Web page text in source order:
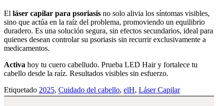
El láser capilar para psoriasis no solo alivia los síntomas visibles,
sino que actúa en la raíz del problema, promoviendo un equilibrio
duradero. Es una solución segura, sin efectos secundarios, ideal para
quienes desean controlar su psoriasis sin recurrir exclusivamente a
medicamentos.
Activa hoy tu cuero cabelludo. Prueba LED Hair y fortalece tu
cabello desde la raíz. Resultados visibles sin esfuerzo.
Etiquetado 2025, Cuidado del cabello, elH, Láser Capilar